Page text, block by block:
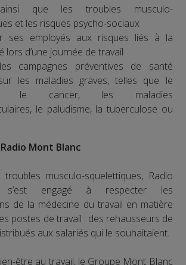
que les troubles musculo-
et les risques psycho-sociaux
ses employés aux risques liés à la
lors d’une journée de travail
campagnes préventives de santé
les maladies graves, telles que le
le cancer, les maladies
le paludisme, la tuberculose ou
Mont Blanc
musculo-squelettiques, Radio
engagé à respecter les
de la médecine du travail en matière
postes de travail : des rehausseurs de
aux salariés qui le souhaitaient.
être au travail, le Groupe Mont Blanc